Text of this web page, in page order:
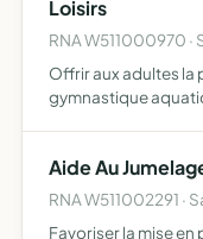
Loisirs
RNA W511000970 ·
Offrir aux adultes la
gymnastique
Aide Au
RNA W511002291 ·
Favoriser la mise